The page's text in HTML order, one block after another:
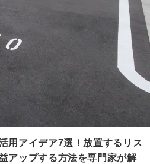
用アイデア7選！放置するリス
アップする方法を専門家が解